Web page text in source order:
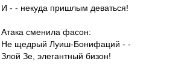
И - - некуда пришлым деваться!
Атака сменила фасон:
Не щедрый Луиш-Бонифаций - -
Злой Зе, элегантный бизон!